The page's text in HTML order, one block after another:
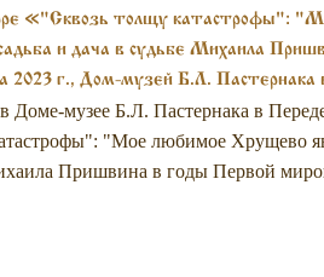
«"Сквозь толщу катастрофы":
и дача в судьбе Михаила
2023 г., Дом-музей Б.Л. Пастернака
в Доме-музее Б.Л. Пастернака в
"Мое любимое Хрущево
Пришвина в годы Первой